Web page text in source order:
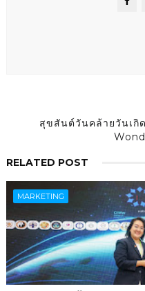
สุขสันต์วันคล้ายวันเกิ
RELATED POST
MARKETING